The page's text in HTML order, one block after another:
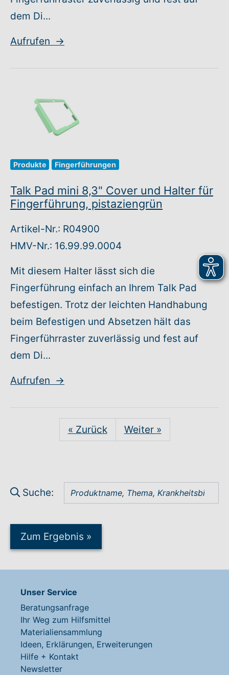
dem Di...
Aufrufen →
Produkte Fingerführungen
Talk Pad mini 8,3" Cover und Halter für
Fingerführung, pistaziengrün
Artikel-Nr.: R04900
HMV-Nr.: 16.99.99.0004
Mit diesem Halter lässt sich die
Fingerführung einfach an Ihrem Talk Pad
befestigen. Trotz der leichten Handhabung
beim Befestigen und Absetzen hält das
Fingerführraster zuverlässig und fest auf
dem Di...
Aufrufen →
« Zurück Weiter »
Suche:
Zum Ergebnis »
Unser Service
Beratungsanfrage
Ihr Weg zum Hilfsmittel
Materialiensammlung
Ideen, Erklärungen, Erweiterungen
Hilfe + Kontakt
Newsletter